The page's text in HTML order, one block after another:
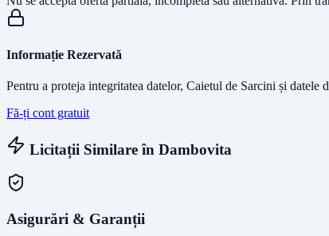
Informație Rezervată
Pentru a proteja integritatea datelor, Caietul de Sarcini și
Fă-ți cont gratuit
Licitații Similare în Dambovita
Asigurări & Garanții